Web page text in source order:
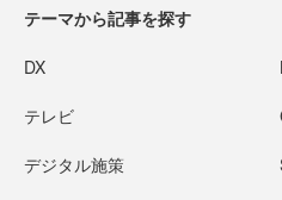
テーマから記事を探す
DX
テレビ
デジタル施策